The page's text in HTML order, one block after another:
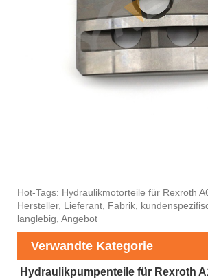
Hot-Tags: Hydraulikmotorteile für Rexroth
Hersteller, Lieferant, Fabrik,
langlebig, Angebot
Verwandte Kategorie
Hydraulikpumpenteile für Rexroth